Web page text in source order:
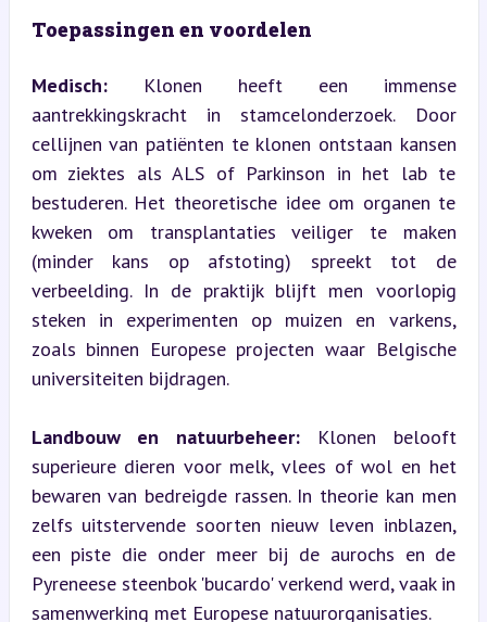
Toepassingen en voordelen
Medisch: Klonen heeft een immense
aantrekkingskracht in stamcelonderzoek. Door
cellijnen van patiënten te klonen ontstaan kansen
om ziektes als ALS of Parkinson in het lab te
bestuderen. Het theoretische idee om organen te
kweken om transplantaties veiliger te maken
(minder kans op afstoting) spreekt tot de
verbeelding. In de praktijk blijft men voorlopig
steken in experimenten op muizen en varkens,
zoals binnen Europese projecten waar Belgische
universiteiten bijdragen.
Landbouw en natuurbeheer: Klonen belooft
superieure dieren voor melk, vlees of wol en het
bewaren van bedreigde rassen. In theorie kan men
zelfs uitstervende soorten nieuw leven inblazen,
een piste die onder meer bij de aurochs en de
Pyreneese steenbok 'bucardo' verkend werd, vaak in
samenwerking met Europese natuurorganisaties.